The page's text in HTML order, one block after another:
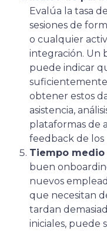
Evalúa la tasa
sesiones de
o cualquier
integración. Un
puede indicar
obtener estos
asistencia,
plataformas de
feedback de los
Tiempo
buen
nuevos
que necesitan
tardan
iniciales, puede